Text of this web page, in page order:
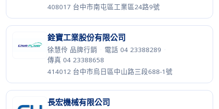
408017 台中市南屯區工業區24路9號
銓寶工業股份有限公司
徐慧伶 品牌行銷 · 電話 04 23388289 ·
傳真 04 23388658
414012 台中市烏日區中山路三段688-1號
長宏機械有限公司